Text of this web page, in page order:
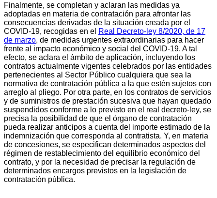
Finalmente, se completan y aclaran las medidas ya
adoptadas en materia de contratación para afrontar las
consecuencias derivadas de la situación creada por el
COVID-19, recogidas en el Real Decreto-ley 8/2020, de 17
de marzo, de medidas urgentes extraordinarias para hacer
frente al impacto económico y social del COVID-19. A tal
efecto, se aclara el ámbito de aplicación, incluyendo los
contratos actualmente vigentes celebrados por las entidades
pertenecientes al Sector Público cualquiera que sea la
normativa de contratación pública a la que estén sujetos con
arreglo al pliego. Por otra parte, en los contratos de servicios
y de suministros de prestación sucesiva que hayan quedado
suspendidos conforme a lo previsto en el real decreto-ley, se
precisa la posibilidad de que el órgano de contratación
pueda realizar anticipos a cuenta del importe estimado de la
indemnización que corresponda al contratista. Y, en materia
de concesiones, se especifican determinados aspectos del
régimen de restablecimiento del equilibrio económico del
contrato, y por la necesidad de precisar la regulación de
determinados encargos previstos en la legislación de
contratación pública.